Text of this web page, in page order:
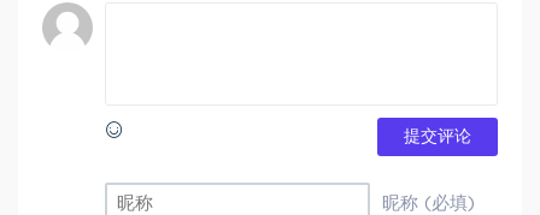
提交评论
昵称 (必填)